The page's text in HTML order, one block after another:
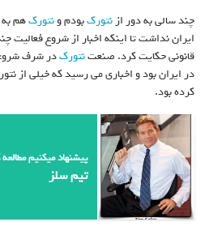
چند سالی به دور ازنتورکبودم ونتورکهم به
ایران نداشت تا اینکه اخبار از شروع
قانونی حکایت کرد. صنعتنتورکدر شرف
در ایران بود و اخباری می رسید که خیلی از
کرده بود.
پیشنهاد میکنیم
تیم سلز